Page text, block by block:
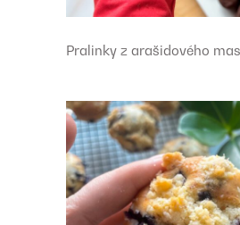
Pralinky z arašidového